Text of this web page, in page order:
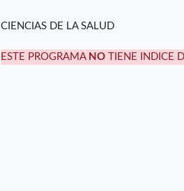
CIENCIAS DE LA SALUD
ESTE PROGRAMA NO TIENE INDICE